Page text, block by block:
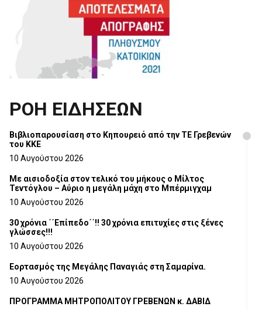
ΡΟΗ ΕΙΔΗΣΕΩΝ
Βιβλιοπαρουσίαση στο Κηπουρειό από την ΤΕ Γρεβενών
του ΚΚΕ
10 Αυγούστου 2026
Με αισιοδοξία στον τελικό του μήκους ο Μίλτος
Τεντόγλου – Αύριο η μεγάλη μάχη στο Μπέρμιγχαμ
10 Αυγούστου 2026
30 χρόνια ΄΄Επίπεδο΄΄!! 30 χρόνια επιτυχίες στις ξένες
γλώσσες!!!
10 Αυγούστου 2026
Εορτασμός της Μεγάλης Παναγιάς στη Σαμαρίνα.
10 Αυγούστου 2026
ΠΡΟΓΡΑΜΜΑ ΜΗΤΡΟΠΟΛΙΤΟΥ ΓΡΕΒΕΝΩΝ κ. ΔΑΒΙΔ